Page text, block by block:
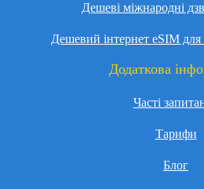
Дешеві міжнародні
Дешевий інтернет eSIM
Додаткова
Часті
Тарифи
Блог